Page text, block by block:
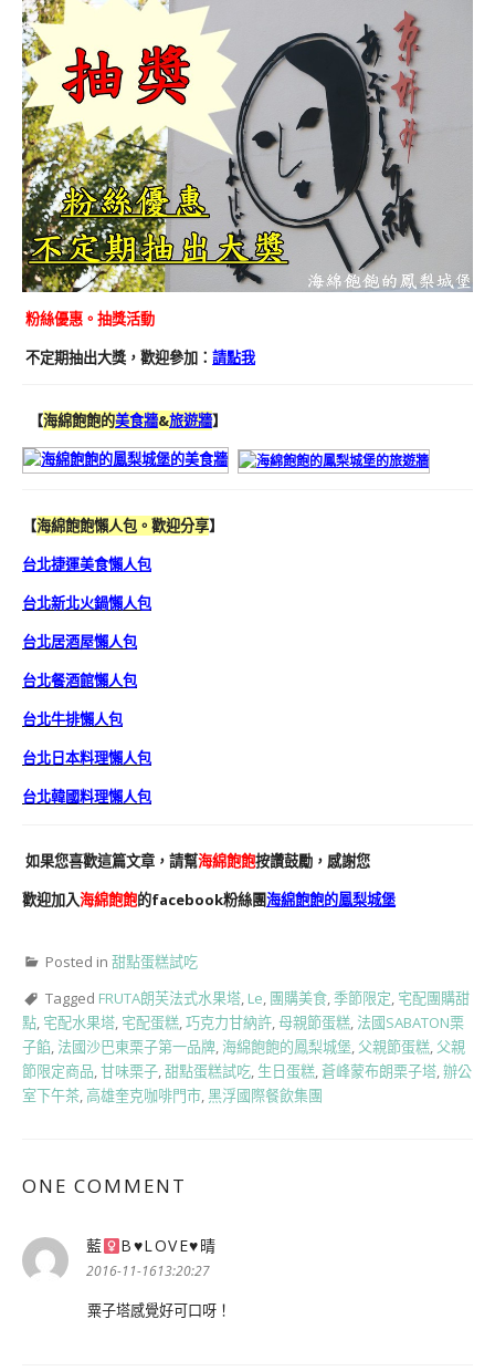
粉絲優惠。抽獎活動
不定期抽出大獎，歡迎參加： 請點我
【海綿飽飽的美食牆&旅遊牆】
【海綿飽飽懶人包。歡迎分享】
台北捷運美食懶人包
台北新北火鍋懶人包
台北居酒屋懶人包
台北餐酒館懶人包
台北牛排懶人包
台北日本料理懶人包
台北韓國料理懶人包
如果您喜歡這篇文章，請幫海綿飽飽按讚鼓勵，感謝您
歡迎加入海綿飽飽的facebook粉絲團海綿飽飽的鳳梨城堡
Posted in 甜點蛋糕試吃
Tagged FRUTA朗芙法式水果塔, Le, 團購美食,季節限定, 宅配團購甜
點, 宅配水果塔, 宅配蛋糕,巧克力甘納許,母親節蛋糕, 法國SABATON栗
子餡, 法國沙巴東栗子第一品牌, 海綿飽飽的鳳梨城堡, 父親節蛋糕, 父親
節限定商品,甘味栗子,甜點蛋糕試吃, 生日蛋糕,蒼峰蒙布朗栗子塔,辦公
室下午茶,高雄奎克咖啡門市,黑浮國際餐飲集團
ONE COMMENT
藍 Β♥LOVE♥晴
2016-11-1613:20:27
粟子塔感覺好可口呀！